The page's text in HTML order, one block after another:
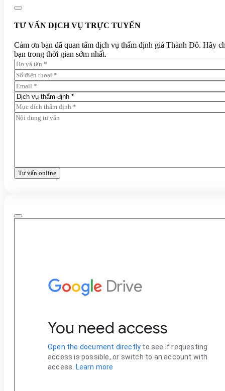
TƯ VẤN DỊCH VỤ TRỰC TUYẾN
Cảm ơn bạn đã quan tâm dịch vụ thẩm định giá Thành Đô. Hãy
bạn trong thời gian sớm nhất.
Tư vấn online